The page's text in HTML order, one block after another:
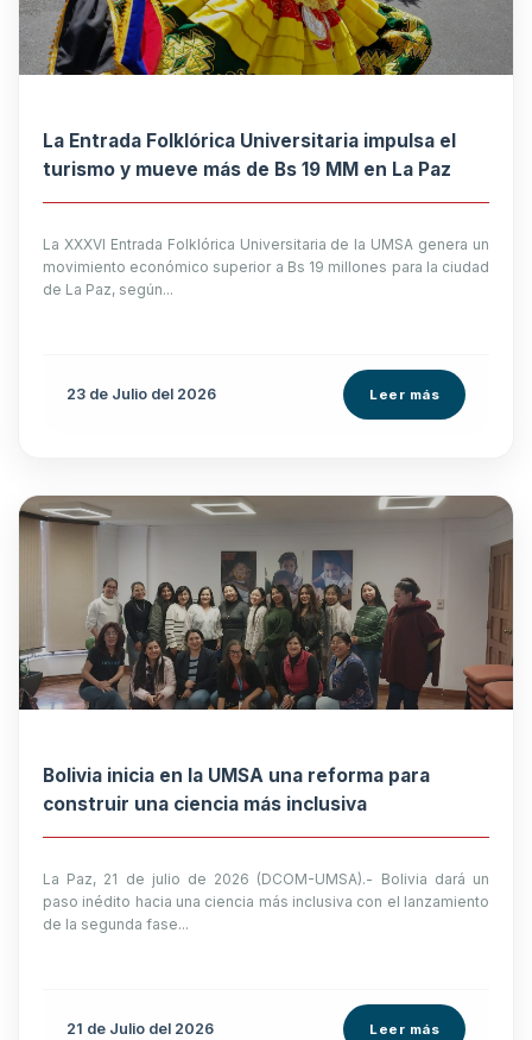
La Entrada Folklórica Universitaria impulsa el
turismo y mueve más de Bs 19 MM en La Paz
La XXXVI Entrada Folklórica Universitaria de la UMSA genera un
movimiento económico superior a Bs 19 millones para la ciudad
de La Paz, según...
23 de Julio del 2026 Leer más
Bolivia inicia en la UMSA una reforma para
construir una ciencia más inclusiva
La Paz, 21 de julio de 2026 (DCOM-UMSA).- Bolivia dará un
paso inédito hacia una ciencia más inclusiva con el lanzamiento
de la segunda fase...
21 de Julio del 2026 Leer más